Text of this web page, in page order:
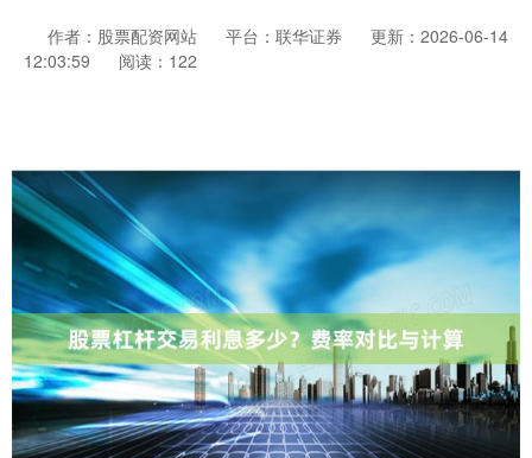
作者：股票配资网站 平台：联华证券
更新：2026-06-14
12:03:59
阅读：122